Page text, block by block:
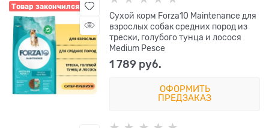
Товар закончился
Сухой корм Forza10 Maintenance для
взрослых собак средних пород из
трески, голубого тунца и лосося
Medium Pesce
1 789 руб.
ОФОРМИТЬ
ПРЕДЗАКАЗ